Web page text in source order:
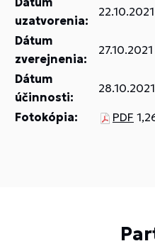
uzatvorenia:
22.10.2021
Dátum
zverejnenia:
27.10.2021
Dátum
účinnosti:
28.10.2021
Fotokópia: PDF